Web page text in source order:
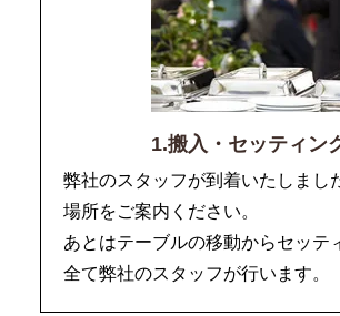
1.搬入・セッティン
弊社のスタッフが到着いたしまし
場所をご案内ください。
あとはテーブルの移動からセッテ
全て弊社のスタッフが行います。